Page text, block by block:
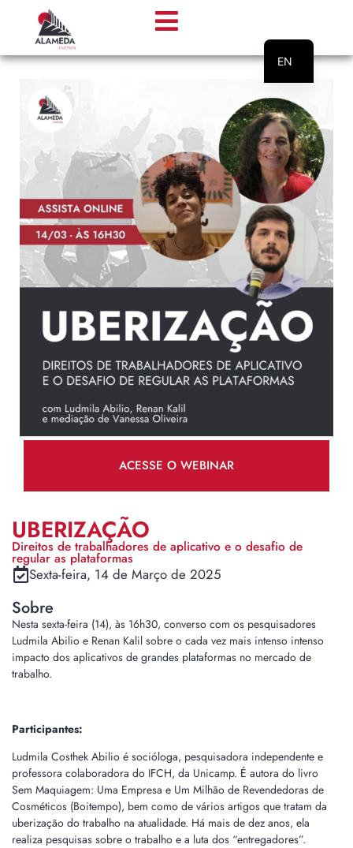
UBERIZAÇÃO
Direitos de trabalhadores de aplicativo e o desafio de
regular as plataformas
Sexta-feira, 14 de Março de 2025
Sobre
Nesta sexta-feira (14), às 16h30, converso com os pesquisadores
Ludmila Abilio e Renan Kalil sobre o cada vez mais intenso intenso
impacto dos aplicativos de grandes plataformas no mercado de
trabalho.
Participantes:
Ludmila Costhek Abilio é socióloga, pesquisadora independente e
professora colaboradora do IFCH, da Unicamp. É autora do livro
Sem Maquiagem: Uma Empresa e Um Milhão de Revendedoras de
Cosméticos (Boitempo), bem como de vários artigos que tratam da
uberização do trabalho na atualidade. Há mais de dez anos, ela
realiza pesquisas sobre o trabalho e a luta dos “entregadores”.
ACESSE O WEBINAR
EN
PT